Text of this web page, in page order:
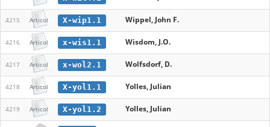
4215 Articol X-wip1.1 Wippel, John F.
4216 Articol x-wis1.1 Wisdom, J.O.
4217 Articol x-wol2.1 Wolfsdorf, D.
4218 Articol X-yol1.1 Yolles, Julian
4219 Articol X-yol1.2 Yolles, Julian